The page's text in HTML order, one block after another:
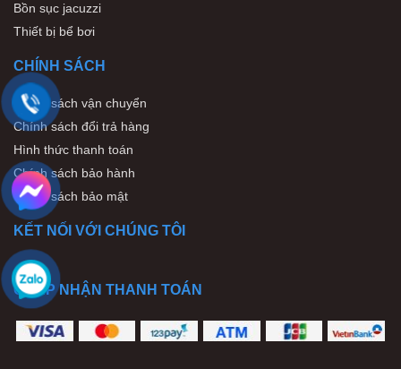
Bồn sục jacuzzi
Thiết bị bể bơi
CHÍNH SÁCH
Chính sách vận chuyển
Chính sách đổi trả hàng
Hình thức thanh toán
Chính sách bảo hành
Chính sách bảo mật
KẾT NỐI VỚI CHÚNG TÔI
CHẤP NHẬN THANH TOÁN